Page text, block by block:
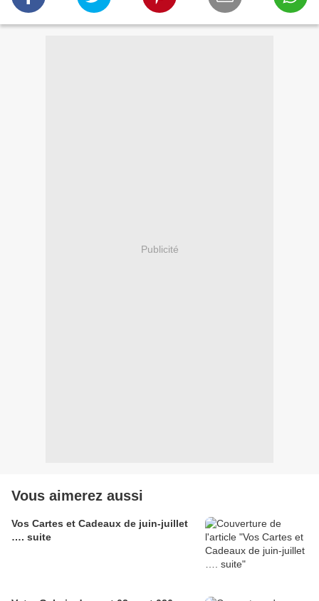
Publicité
Vous aimerez aussi
Vos Cartes et Cadeaux de juin-juillet
…. suite